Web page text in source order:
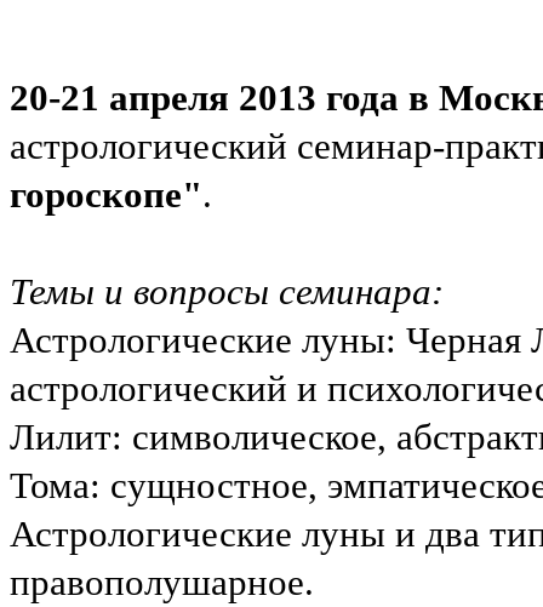
20-21 апреля 2013 года в
астрологический семинар-
гороскопе".
Темы и вопросы семинара:
Астрологические луны:
астрологический и
Лилит: символическое,
Тома: сущностное,
Астрологические луны и два
правополушарное.